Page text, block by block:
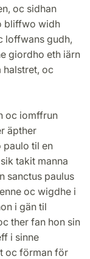
oc sidhan
bliffwo widh
loffwans gudh,
giordho eth iärn
halstret, oc
oc iomffrun
äpther
paulo til en
takit manna
sanctus paulus
oc wigdhe i
i gän til
ther fan hon sin
i sinne
oc förman för